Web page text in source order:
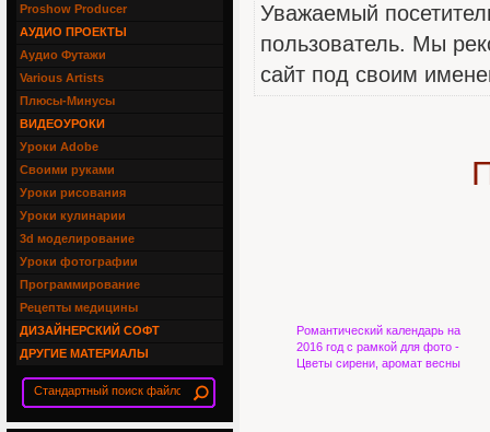
Уважаемый
пользователь. Мы
сайт под своим
Романтический календарь на
2016 год с рамкой для фото -
Цветы сирени, аромат весны
Proshow Producer
АУДИО ПРОЕКТЫ
Аудио Футажи
Various Artists
Плюсы-Минусы
ВИДЕОУРОКИ
Уроки Adobe
Своими руками
Уроки рисования
Уроки кулинарии
3d моделирование
Уроки фотографии
Программирование
Рецепты медицины
ДИЗАЙНЕРСКИЙ СОФТ
ДРУГИЕ МАТЕРИАЛЫ